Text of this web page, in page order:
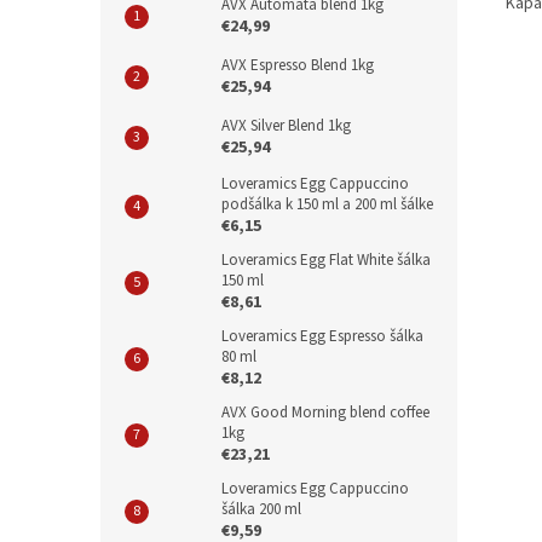
AVX Automata blend 1kg
€24,99
AVX Espresso Blend 1kg
€25,94
AVX Silver Blend 1kg
€25,94
Loveramics Egg Cappuccino
podšálka k 150 ml a 200 ml šálke
€6,15
Loveramics Egg Flat White šálka
150 ml
€8,61
Loveramics Egg Espresso šálka
80 ml
€8,12
AVX Good Morning blend coffee
1kg
€23,21
Loveramics Egg Cappuccino
šálka 200 ml
€9,59